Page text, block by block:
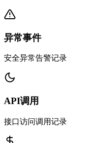
异常事件
安全异常告警记录
API调用
接口访问调用记录